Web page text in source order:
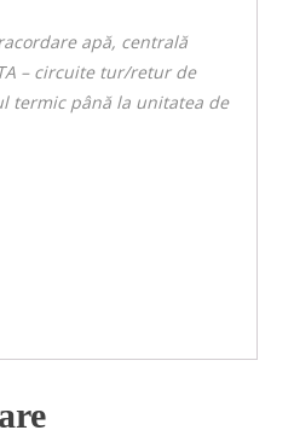
apă, centrală
– circuite tur/retur de
termic până la unitatea de